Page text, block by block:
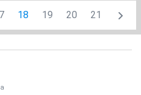
18 19 20 21